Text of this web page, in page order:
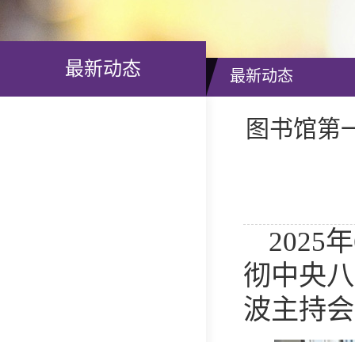
最新动态 最新动态
图书馆第
2025
彻中央
波主持